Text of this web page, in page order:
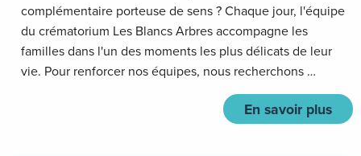
complémentaire porteuse de sens ? Chaque jour, l'équipe
du crématorium Les Blancs Arbres accompagne les
familles dans l'un des moments les plus délicats de leur
vie. Pour renforcer nos équipes, nous recherchons …
En savoir plus